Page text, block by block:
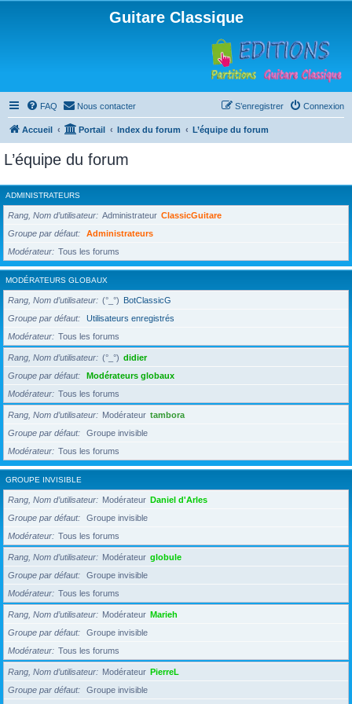
Guitare Classique
FAQ Nous contacter Connexion
S’enregistrer
Accueil Portail Index du forum L’équipe du forum
L’équipe du forum
ADMINISTRATEURS
Rang, Nom d’utilisateur Administrateur ClassicGuitare
Groupe par défaut
Administrateurs
Modérateur
Tous les forums
MODÉRATEURS GLOBAUX
Rang, Nom d’utilisateur (°_°) BotClassicG
Groupe par défaut
Utilisateurs enregistrés
Modérateur
Tous les forums
Rang, Nom d’utilisateur (°_°) didier
Groupe par défaut
Modérateurs globaux
Modérateur
Tous les forums
Rang, Nom d’utilisateur Modérateur tambora
Groupe par défaut
Groupe invisible
Modérateur
Tous les forums
GROUPE INVISIBLE
Rang, Nom d’utilisateur Modérateur Daniel d'Arles
Groupe par défaut
Groupe invisible
Modérateur
Tous les forums
Rang, Nom d’utilisateur Modérateur globule
Groupe par défaut
Groupe invisible
Modérateur
Tous les forums
Rang, Nom d’utilisateur Modérateur Marieh
Groupe par défaut
Groupe invisible
Modérateur
Tous les forums
Rang, Nom d’utilisateur Modérateur PierreL
Groupe par défaut
Groupe invisible